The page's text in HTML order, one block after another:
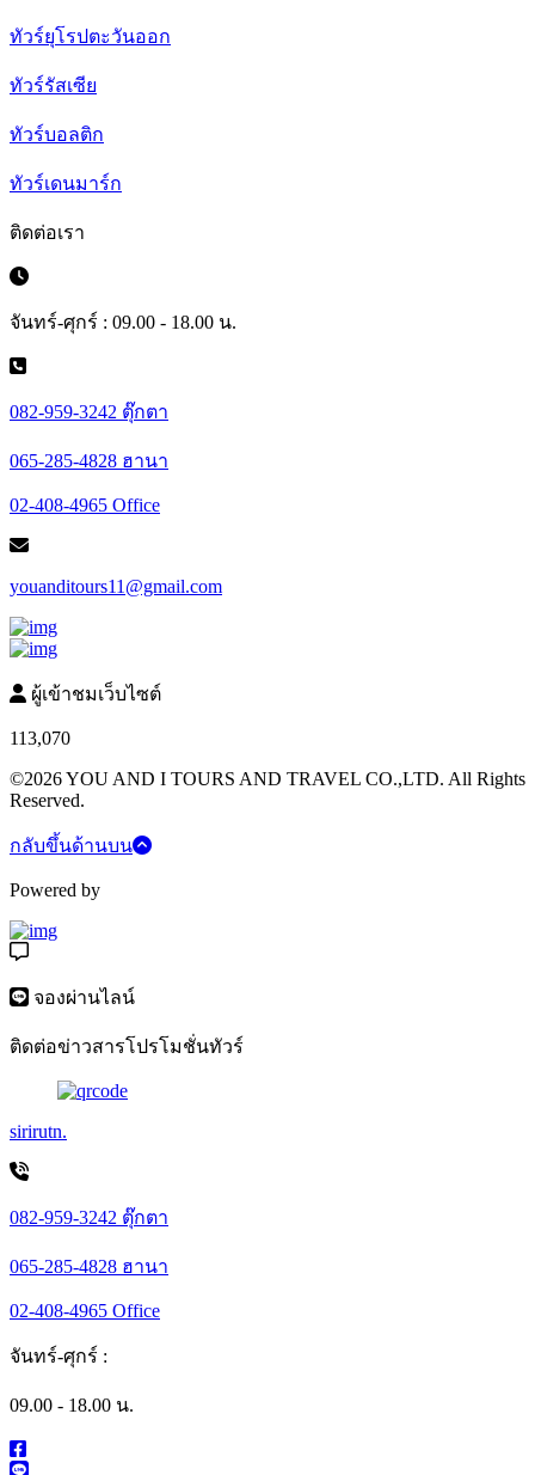
ทัวร์ยุโรปตะวันออก
ทัวร์รัสเซีย
ทัวร์บอลติก
ทัวร์เดนมาร์ก
ติดต่อเรา
จันทร์-ศุกร์ : 09.00 - 18.00 น.
082-959-3242 ตุ๊กตา
065-285-4828 ฮานา
02-408-4965 Office
youanditours11@gmail.com
ผู้เข้าชมเว็บไซต์
113,070
©2026 YOU AND I TOURS AND TRAVEL CO.,LTD. All Rights
Reserved.
กลับขึ้นด้านบน
Powered by
จองผ่านไลน์
ติดต่อข่าวสารโปรโมชั่นทัวร์
sirirutn.
082-959-3242 ตุ๊กตา
065-285-4828 ฮานา
02-408-4965 Office
จันทร์-ศุกร์ :
09.00 - 18.00 น.